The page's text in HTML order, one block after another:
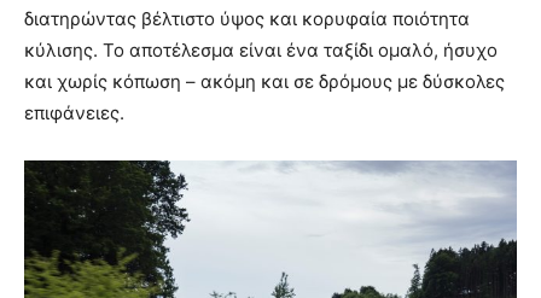
διατηρώντας βέλτιστο ύψος και κορυφαία ποιότητα
κύλισης. Το αποτέλεσμα είναι ένα ταξίδι ομαλό, ήσυχο
και χωρίς κόπωση – ακόμη και σε δρόμους με δύσκολες
επιφάνειες.